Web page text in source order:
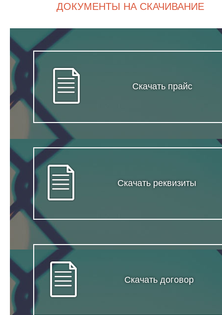
ДОКУМЕНТЫ НА СКАЧИВАНИЕ
Скачать прайс
Скачать реквизиты
Скачать договор